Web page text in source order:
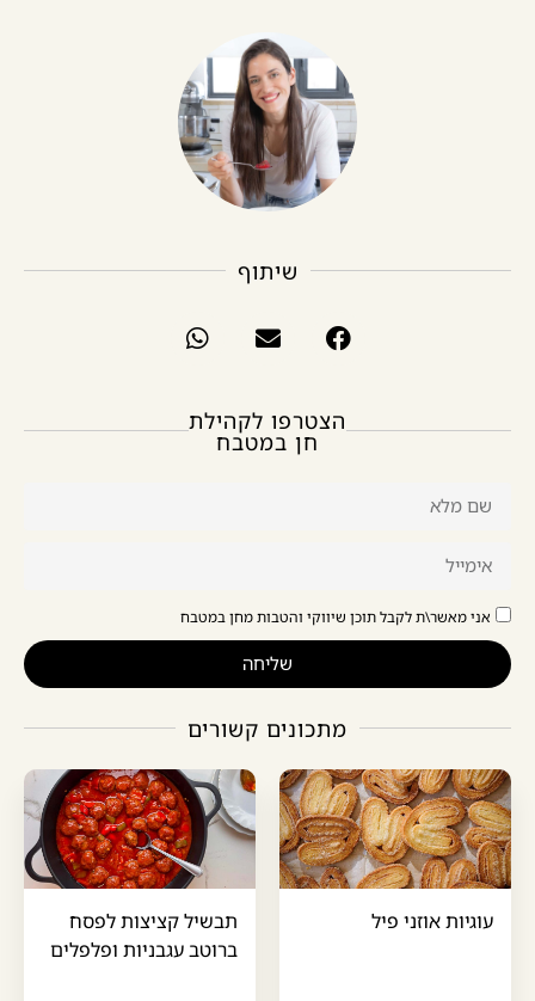
שיתוף
הצטרפו לקהילת
חן במטבח
אני מאשר\ת לקבל תוכן שיווקי והטבות מחן במטבח
שליחה
מתכונים קשורים
עוגיות אוזני פיל
תבשיל קציצות לפסח
ברוטב עגבניות ופלפלים